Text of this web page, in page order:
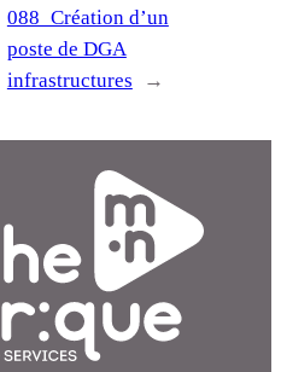
088_Création d’un
poste de DGA
infrastructures
→